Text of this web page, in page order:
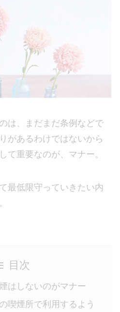
は、まだまだ条例などで
があるわけではないから
て重要なのが、マナー。
最低限守っていきたい内
目次
はしないのがマナー
喫煙所で利用するよう